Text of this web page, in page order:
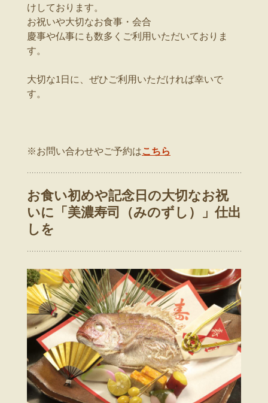
けしております。
お祝いや大切なお食事・会合
慶事や仏事にも数多くご利用いただいておりま
す。
大切な1日に、ぜひご利用いただければ幸いで
す。
※お問い合わせやご予約はこちら
お食い初めや記念日の大切なお祝
いに「美濃寿司（みのずし）」仕出
しを